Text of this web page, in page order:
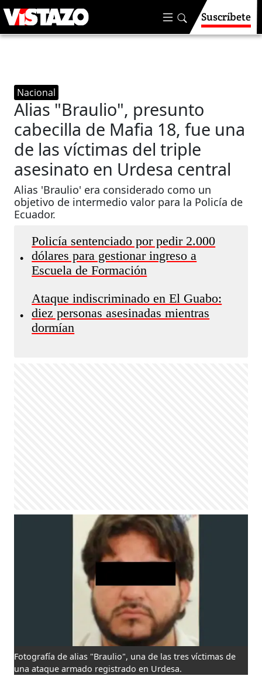
Suscríbete
Nacional
Alias "Braulio", presunto
cabecilla de Mafia 18, fue una
de las víctimas del triple
asesinato en Urdesa central
Alias 'Braulio' era considerado como un
objetivo de intermedio valor para la Policía de
Ecuador.
•
Policía sentenciado por pedir 2.000
dólares para gestionar ingreso a
Escuela de Formación
•
Ataque indiscriminado en El Guabo:
diez personas asesinadas mientras
dormían
Fotografía de alias "Braulio", una de las tres víctimas de
una ataque armado registrado en Urdesa.